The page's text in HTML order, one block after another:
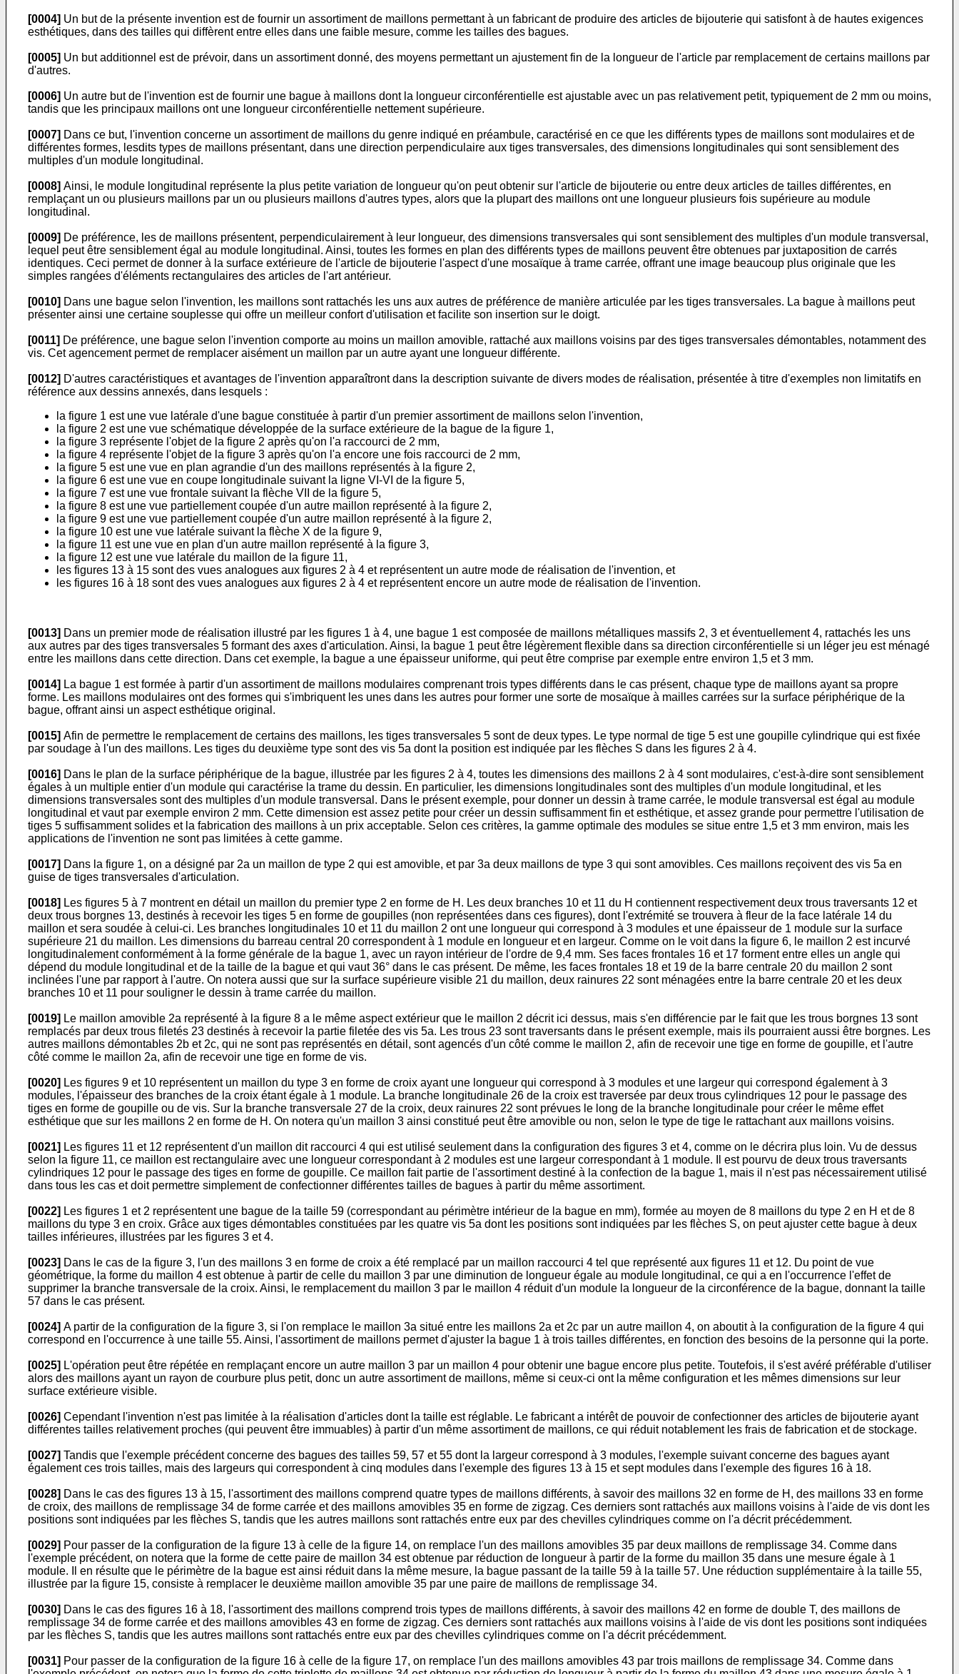
[0004] Un but de la présente invention est de fournir un assortiment de maillons permettant à un fabricant de produire des articles de bijouterie qui satisfont à de hautes exigences
esthétiques, dans des tailles qui diffèrent entre elles dans une faible mesure, comme les tailles des bagues.
[0005] Un but additionnel est de prévoir, dans un assortiment donné, des moyens permettant un ajustement fin de la longueur de l'article par remplacement de certains maillons par
d'autres.
[0006] Un autre but de l'invention est de fournir une bague à maillons dont la longueur circonférentielle est ajustable avec un pas relativement petit, typiquement de 2 mm ou moins,
tandis que les principaux maillons ont une longueur circonférentielle nettement supérieure.
[0007] Dans ce but, l'invention concerne un assortiment de maillons du genre indiqué en préambule, caractérisé en ce que les différents types de maillons sont modulaires et de
différentes formes, lesdits types de maillons présentant, dans une direction perpendiculaire aux tiges transversales, des dimensions longitudinales qui sont sensiblement des
multiples d'un module longitudinal.
[0008] Ainsi, le module longitudinal représente la plus petite variation de longueur qu'on peut obtenir sur l'article de bijouterie ou entre deux articles de tailles différentes, en
remplaçant un ou plusieurs maillons par un ou plusieurs maillons d'autres types, alors que la plupart des maillons ont une longueur plusieurs fois supérieure au module
longitudinal.
[0009] De préférence, les de maillons présentent, perpendiculairement à leur longueur, des dimensions transversales qui sont sensiblement des multiples d'un module transversal,
lequel peut être sensiblement égal au module longitudinal. Ainsi, toutes les formes en plan des différents types de maillons peuvent être obtenues par juxtaposition de carrés
identiques. Ceci permet de donner à la surface extérieure de l'article de bijouterie l'aspect d'une mosaïque à trame carrée, offrant une image beaucoup plus originale que les
simples rangées d'éléments rectangulaires des articles de l'art antérieur.
[0010] Dans une bague selon l'invention, les maillons sont rattachés les uns aux autres de préférence de manière articulée par les tiges transversales. La bague à maillons peut
présenter ainsi une certaine souplesse qui offre un meilleur confort d'utilisation et facilite son insertion sur le doigt.
[0011] De préférence, une bague selon l'invention comporte au moins un maillon amovible, rattaché aux maillons voisins par des tiges transversales démontables, notamment des
vis. Cet agencement permet de remplacer aisément un maillon par un autre ayant une longueur différente.
[0012] D'autres caractéristiques et avantages de l'invention apparaîtront dans la description suivante de divers modes de réalisation, présentée à titre d'exemples non limitatifs en
référence aux dessins annexés, dans lesquels :
la figure 1 est une vue latérale d'une bague constituée à partir d'un premier assortiment de maillons selon l'invention,
la figure 2 est une vue schématique développée de la surface extérieure de la bague de la figure 1,
la figure 3 représente l'objet de la figure 2 après qu'on l'a raccourci de 2 mm,
la figure 4 représente l'objet de la figure 3 après qu'on l'a encore une fois raccourci de 2 mm,
la figure 5 est une vue en plan agrandie d'un des maillons représentés à la figure 2,
la figure 6 est une vue en coupe longitudinale suivant la ligne VI-VI de la figure 5,
la figure 7 est une vue frontale suivant la flèche VII de la figure 5,
la figure 8 est une vue partiellement coupée d'un autre maillon représenté à la figure 2,
la figure 9 est une vue partiellement coupée d'un autre maillon représenté à la figure 2,
la figure 10 est une vue latérale suivant la flèche X de la figure 9,
la figure 11 est une vue en plan d'un autre maillon représenté à la figure 3,
la figure 12 est une vue latérale du maillon de la figure 11,
les figures 13 à 15 sont des vues analogues aux figures 2 à 4 et représentent un autre mode de réalisation de l'invention, et
les figures 16 à 18 sont des vues analogues aux figures 2 à 4 et représentent encore un autre mode de réalisation de l'invention.
[0013] Dans un premier mode de réalisation illustré par les figures 1 à 4, une bague 1 est composée de maillons métalliques massifs 2, 3 et éventuellement 4, rattachés les uns
aux autres par des tiges transversales 5 formant des axes d'articulation. Ainsi, la bague 1 peut être légèrement flexible dans sa direction circonférentielle si un léger jeu est ménagé
entre les maillons dans cette direction. Dans cet exemple, la bague a une épaisseur uniforme, qui peut être comprise par exemple entre environ 1,5 et 3 mm.
[0014] La bague 1 est formée à partir d'un assortiment de maillons modulaires comprenant trois types différents dans le cas présent, chaque type de maillons ayant sa propre
forme. Les maillons modulaires ont des formes qui s'imbriquent les unes dans les autres pour former une sorte de mosaïque à mailles carrées sur la surface périphérique de la
bague, offrant ainsi un aspect esthétique original.
[0015] Afin de permettre le remplacement de certains des maillons, les tiges transversales 5 sont de deux types. Le type normal de tige 5 est une goupille cylindrique qui est fixée
par soudage à l'un des maillons. Les tiges du deuxième type sont des vis 5a dont la position est indiquée par les flèches S dans les figures 2 à 4.
[0016] Dans le plan de la surface périphérique de la bague, illustrée par les figures 2 à 4, toutes les dimensions des maillons 2 à 4 sont modulaires, c'est-à-dire sont sensiblement
égales à un multiple entier d'un module qui caractérise la trame du dessin. En particulier, les dimensions longitudinales sont des multiples d'un module longitudinal, et les
dimensions transversales sont des multiples d'un module transversal. Dans le présent exemple, pour donner un dessin à trame carrée, le module transversal est égal au module
longitudinal et vaut par exemple environ 2 mm. Cette dimension est assez petite pour créer un dessin suffisamment fin et esthétique, et assez grande pour permettre l'utilisation de
tiges 5 suffisamment solides et la fabrication des maillons à un prix acceptable. Selon ces critères, la gamme optimale des modules se situe entre 1,5 et 3 mm environ, mais les
applications de l'invention ne sont pas limitées à cette gamme.
[0017] Dans la figure 1, on a désigné par 2a un maillon de type 2 qui est amovible, et par 3a deux maillons de type 3 qui sont amovibles. Ces maillons reçoivent des vis 5a en
guise de tiges transversales d'articulation.
[0018] Les figures 5 à 7 montrent en détail un maillon du premier type 2 en forme de H. Les deux branches 10 et 11 du H contiennent respectivement deux trous traversants 12 et
deux trous borgnes 13, destinés à recevoir les tiges 5 en forme de goupilles (non représentées dans ces figures), dont l'extrémité se trouvera à fleur de la face latérale 14 du
maillon et sera soudée à celui-ci. Les branches longitudinales 10 et 11 du maillon 2 ont une longueur qui correspond à 3 modules et une épaisseur de 1 module sur la surface
supérieure 21 du maillon. Les dimensions du barreau central 20 correspondent à 1 module en longueur et en largeur. Comme on le voit dans la figure 6, le maillon 2 est incurvé
longitudinalement conformément à la forme générale de la bague 1, avec un rayon intérieur de l'ordre de 9,4 mm. Ses faces frontales 16 et 17 forment entre elles un angle qui
dépend du module longitudinal et de la taille de la bague et qui vaut 36° dans le cas présent. De même, les faces frontales 18 et 19 de la barre centrale 20 du maillon 2 sont
inclinées l'une par rapport à l'autre. On notera aussi que sur la surface supérieure visible 21 du maillon, deux rainures 22 sont ménagées entre la barre centrale 20 et les deux
branches 10 et 11 pour souligner le dessin à trame carrée du maillon.
[0019] Le maillon amovible 2a représenté à la figure 8 a le même aspect extérieur que le maillon 2 décrit ici dessus, mais s'en différencie par le fait que les trous borgnes 13 sont
remplacés par deux trous filetés 23 destinés à recevoir la partie filetée des vis 5a. Les trous 23 sont traversants dans le présent exemple, mais ils pourraient aussi être borgnes. Les
autres maillons démontables 2b et 2c, qui ne sont pas représentés en détail, sont agencés d'un côté comme le maillon 2, afin de recevoir une tige en forme de goupille, et l'autre
côté comme le maillon 2a, afin de recevoir une tige en forme de vis.
[0020] Les figures 9 et 10 représentent un maillon du type 3 en forme de croix ayant une longueur qui correspond à 3 modules et une largeur qui correspond également à 3
modules, l'épaisseur des branches de la croix étant égale à 1 module. La branche longitudinale 26 de la croix est traversée par deux trous cylindriques 12 pour le passage des
tiges en forme de goupille ou de vis. Sur la branche transversale 27 de la croix, deux rainures 22 sont prévues le long de la branche longitudinale pour créer le même effet
esthétique que sur les maillons 2 en forme de H. On notera qu'un maillon 3 ainsi constitué peut être amovible ou non, selon le type de tige le rattachant aux maillons voisins.
[0021] Les figures 11 et 12 représentent d'un maillon dit raccourci 4 qui est utilisé seulement dans la configuration des figures 3 et 4, comme on le décrira plus loin. Vu de dessus
selon la figure 11, ce maillon est rectangulaire avec une longueur correspondant à 2 modules est une largeur correspondant à 1 module. Il est pourvu de deux trous traversants
cylindriques 12 pour le passage des tiges en forme de goupille. Ce maillon fait partie de l'assortiment destiné à la confection de la bague 1, mais il n'est pas nécessairement utilisé
dans tous les cas et doit permettre simplement de confectionner différentes tailles de bagues à partir du même assortiment.
[0022] Les figures 1 et 2 représentent une bague de la taille 59 (correspondant au périmètre intérieur de la bague en mm), formée au moyen de 8 maillons du type 2 en H et de 8
maillons du type 3 en croix. Grâce aux tiges démontables constituées par les quatre vis 5a dont les positions sont indiquées par les flèches S, on peut ajuster cette bague à deux
tailles inférieures, illustrées par les figures 3 et 4.
[0023] Dans le cas de la figure 3, l'un des maillons 3 en forme de croix a été remplacé par un maillon raccourci 4 tel que représenté aux figures 11 et 12. Du point de vue
géométrique, la forme du maillon 4 est obtenue à partir de celle du maillon 3 par une diminution de longueur égale au module longitudinal, ce qui a en l'occurrence l'effet de
supprimer la branche transversale de la croix. Ainsi, le remplacement du maillon 3 par le maillon 4 réduit d'un module la longueur de la circonférence de la bague, donnant la taille
57 dans le cas présent.
[0024] A partir de la configuration de la figure 3, si l'on remplace le maillon 3a situé entre les maillons 2a et 2c par un autre maillon 4, on aboutit à la configuration de la figure 4 qui
correspond en l'occurrence à une taille 55. Ainsi, l'assortiment de maillons permet d'ajuster la bague 1 à trois tailles différentes, en fonction des besoins de la personne qui la porte.
[0025] L'opération peut être répétée en remplaçant encore un autre maillon 3 par un maillon 4 pour obtenir une bague encore plus petite. Toutefois, il s'est avéré préférable d'utiliser
alors des maillons ayant un rayon de courbure plus petit, donc un autre assortiment de maillons, même si ceux-ci ont la même configuration et les mêmes dimensions sur leur
surface extérieure visible.
[0026] Cependant l'invention n'est pas limitée à la réalisation d'articles dont la taille est réglable. Le fabricant a intérêt de pouvoir de confectionner des articles de bijouterie ayant
différentes tailles relativement proches (qui peuvent être immuables) à partir d'un même assortiment de maillons, ce qui réduit notablement les frais de fabrication et de stockage.
[0027] Tandis que l'exemple précédent concerne des bagues des tailles 59, 57 et 55 dont la largeur correspond à 3 modules, l'exemple suivant concerne des bagues ayant
également ces trois tailles, mais des largeurs qui correspondent à cinq modules dans l'exemple des figures 13 à 15 et sept modules dans l'exemple des figures 16 à 18.
[0028] Dans le cas des figures 13 à 15, l'assortiment des maillons comprend quatre types de maillons différents, à savoir des maillons 32 en forme de H, des maillons 33 en forme
de croix, des maillons de remplissage 34 de forme carrée et des maillons amovibles 35 en forme de zigzag. Ces derniers sont rattachés aux maillons voisins à l'aide de vis dont les
positions sont indiquées par les flèches S, tandis que les autres maillons sont rattachés entre eux par des chevilles cylindriques comme on l'a décrit précédemment.
[0029] Pour passer de la configuration de la figure 13 à celle de la figure 14, on remplace l'un des maillons amovibles 35 par deux maillons de remplissage 34. Comme dans
l'exemple précédent, on notera que la forme de cette paire de maillon 34 est obtenue par réduction de longueur à partir de la forme du maillon 35 dans une mesure égale à 1
module. Il en résulte que le périmètre de la bague est ainsi réduit dans la même mesure, la bague passant de la taille 59 à la taille 57. Une réduction supplémentaire à la taille 55,
illustrée par la figure 15, consiste à remplacer le deuxième maillon amovible 35 par une paire de maillons de remplissage 34.
[0030] Dans le cas des figures 16 à 18, l'assortiment des maillons comprend trois types de maillons différents, à savoir des maillons 42 en forme de double T, des maillons de
remplissage 34 de forme carrée et des maillons amovibles 43 en forme de zigzag. Ces derniers sont rattachés aux maillons voisins à l'aide de vis dont les positions sont indiquées
par les flèches S, tandis que les autres maillons sont rattachés entre eux par des chevilles cylindriques comme on l'a décrit précédemment.
[0031] Pour passer de la configuration de la figure 16 à celle de la figure 17, on remplace l'un des maillons amovibles 43 par trois maillons de remplissage 34. Comme dans